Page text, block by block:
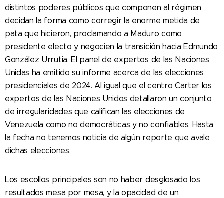
distintos poderes públicos que componen al régimen
decidan la forma como corregir la enorme metida de
pata que hicieron, proclamando a Maduro como
presidente electo y negocien la transición hacia Edmundo
González Urrutia. El panel de expertos de las Naciones
Unidas ha emitido su informe acerca de las elecciones
presidenciales de 2024. Al igual que el centro Carter los
expertos de las Naciones Unidos detallaron un conjunto
de irregularidades que califican las elecciones de
Venezuela como no democráticas y no confiables. Hasta
la fecha no tenemos noticia de algún reporte que avale
dichas elecciones.
Los escollos principales son no haber desglosado los
resultados mesa por mesa, y la opacidad de un